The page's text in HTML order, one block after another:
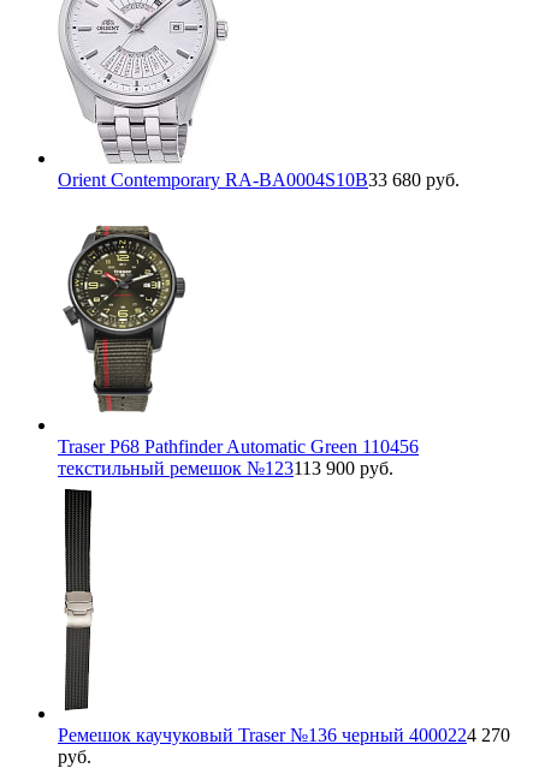
Orient Contemporary RA-BA0004S10B33 680 руб.
Traser P68 Pathfinder Automatic Green 110456
текстильный ремешок №123113 900 руб.
Ремешок каучуковый Traser №136 черный 4000224 270
руб.